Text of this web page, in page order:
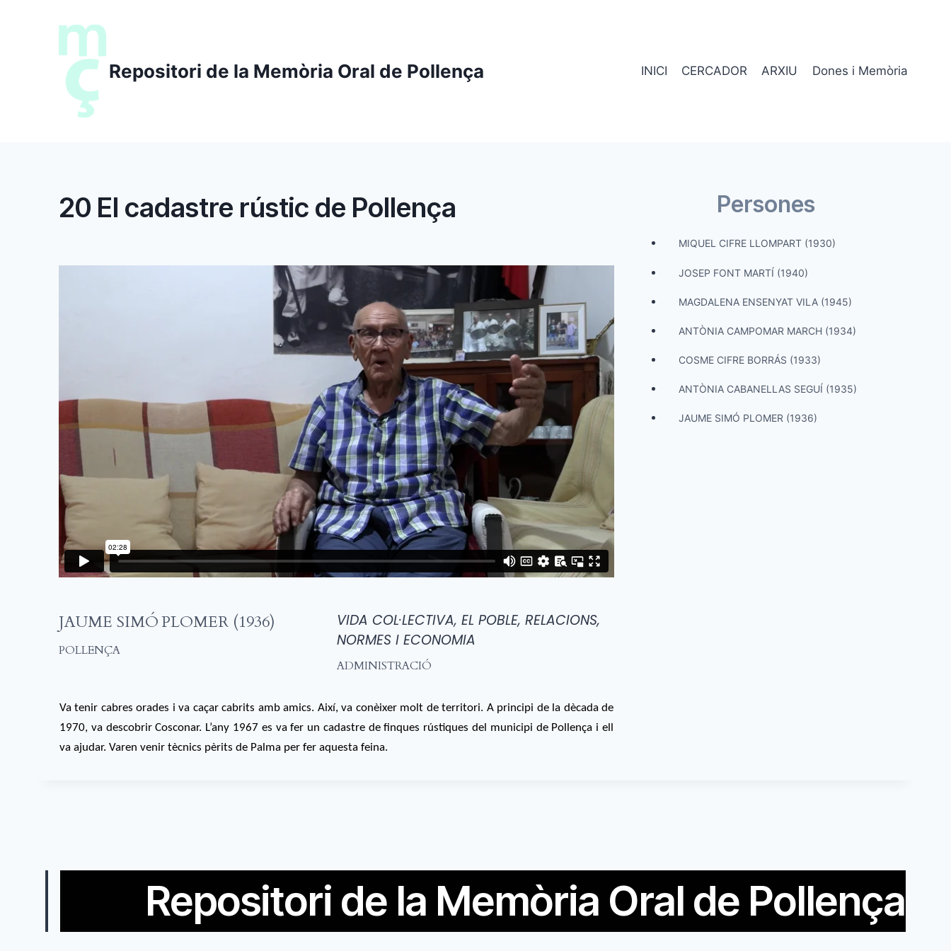
Repositori de la Memòria Oral de Pollença INICI CERCADOR ARXIU Dones i Memòria
20 El cadastre rústic de Pollença
JAUME SIMÓ PLOMER (1936)
POLLENÇA
VIDA COL·LECTIVA, EL POBLE, RELACIONS,
NORMES I ECONOMIA
ADMINISTRACIÓ
Va tenir cabres orades i va caçar cabrits amb amics. Així, va conèixer molt de territori. A principi de la dècada de
1970, va descobrir Cosconar. L’any 1967 es va fer un cadastre de finques rústiques del municipi de Pollença i ell
va ajudar. Varen venir tècnics pèrits de Palma per fer aquesta feina.
Persones
MIQUEL CIFRE LLOMPART (1930)
JOSEP FONT MARTÍ (1940)
MAGDALENA ENSENYAT VILA (1945)
ANTÒNIA CAMPOMAR MARCH (1934)
COSME CIFRE BORRÁS (1933)
ANTÒNIA CABANELLAS SEGUÍ (1935)
JAUME SIMÓ PLOMER (1936)
Repositori de la Memòria Oral de Pollença